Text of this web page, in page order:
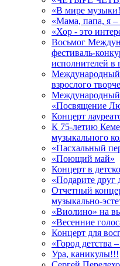
«В мире
«Мама, папа, я –
«Хор - это
Восьмог
фестиваль-
исполнителей в
Международный
взрослого
Международный
«Посвящение
Концерт
К 75-летию
музыкального
«Пасхальный
«Поющий май»
Концерт в
«Подарите друг
Отчетный
музыкально-
«Виолино» на
«Весенние
Концерт для
«Город детства
Ура, каникулы!!!